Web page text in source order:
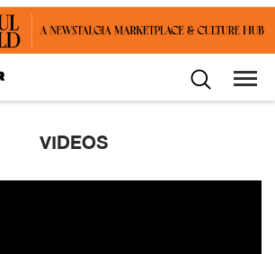
VIDEOS